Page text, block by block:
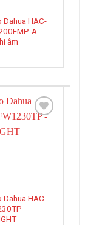
Dahua HAC-
A-
âm
Dahua HAC-
–